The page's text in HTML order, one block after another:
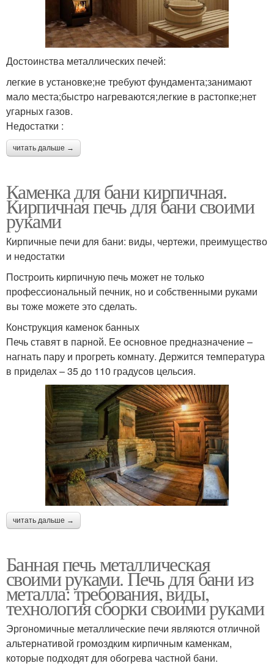
Достоинства металлических печей:
легкие в установке;не требуют фундамента;занимают
мало места;быстро нагреваются;легкие в растопке;нет
угарных газов.
Недостатки :
читать дальше →
Каменка для бани кирпичная.
Кирпичная печь для бани своими
руками
Кирпичные печи для бани: виды, чертежи, преимущество
и недостатки
Построить кирпичную печь может не только
профессиональный печник, но и собственными руками
вы тоже можете это сделать.
Конструкция каменок банных
Печь ставят в парной. Ее основное предназначение –
нагнать пару и прогреть комнату. Держится температура
в приделах – 35 до 110 градусов цельсия.
читать дальше →
Банная печь металлическая
своими руками. Печь для бани из
металла: требования, виды,
технология сборки своими руками
Эргономичные металлические печи являются отличной
альтернативой громоздким кирпичным каменкам,
которые подходят для обогрева частной бани.